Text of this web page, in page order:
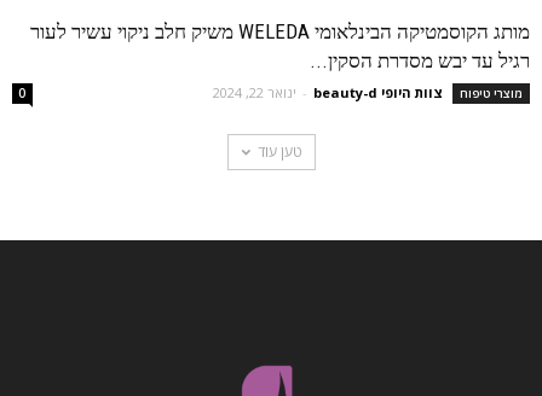
מותג הקוסמטיקה הבינלאומי WELEDA משיק חלב ניקוי עשיר לעור
רגיל עד יבש מסדרת הסקין...
מוצרי טיפוח צוות היופי beauty-d - ינואר 22, 2024 0
טען עוד